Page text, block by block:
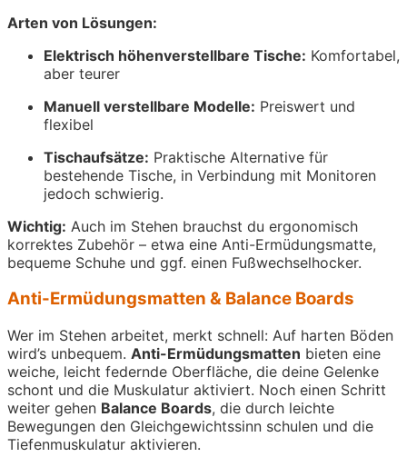
Arten von Lösungen:
Elektrisch höhenverstellbare Tische: Komfortabel,
aber teurer
Manuell verstellbare Modelle: Preiswert und
flexibel
Tischaufsätze: Praktische Alternative für
bestehende Tische, in Verbindung mit Monitoren
jedoch schwierig.
Wichtig: Auch im Stehen brauchst du ergonomisch
korrektes Zubehör – etwa eine Anti-Ermüdungsmatte,
bequeme Schuhe und ggf. einen Fußwechselhocker.
Anti-Ermüdungsmatten & Balance Boards
Wer im Stehen arbeitet, merkt schnell: Auf harten Böden
wird’s unbequem. Anti-Ermüdungsmatten bieten eine
weiche, leicht federnde Oberfläche, die deine Gelenke
schont und die Muskulatur aktiviert. Noch einen Schritt
weiter gehen Balance Boards, die durch leichte
Bewegungen den Gleichgewichtssinn schulen und die
Tiefenmuskulatur aktivieren.